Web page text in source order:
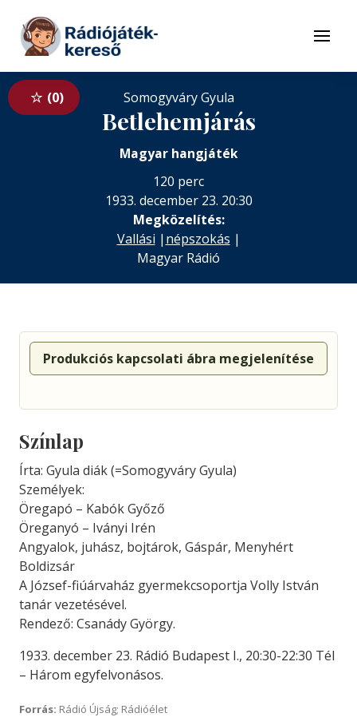
Tovább a tartalomhoz
Menü
0 Somogyváry Gyula
Betlehemjárás
Magyar hangjáték
120 perc
1933. december 23. 20:30
Megközelítés:
Vallási | népszokás |
Magyar Rádió
Produkciós kapcsolati ábra megjelenítése
Színlap
Írta: Gyula diák (=Somogyváry Gyula)
Személyek:
Öregapó – Kabók Győző
Öreganyó – Iványi Irén
Angyalok, juhász, bojtárok, Gáspár, Menyhért
Boldizsár
A József-fiúárvaház gyermekcsoportja Volly István
tanár vezetésével.
Rendező: Csanády György.
1933. december 23. Rádió Budapest I., 20:30-22:30 Tél
– Három egyfelvonásos.
Forrás: Rádió Újság; Rádióélet